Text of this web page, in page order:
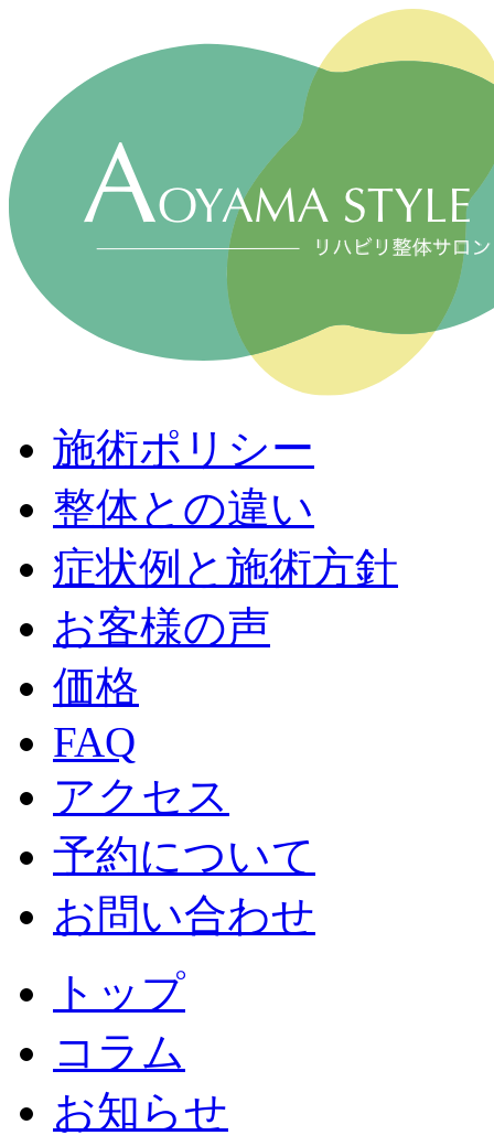
施術ポリシー
整体との違い
症状例と施術方針
お客様の声
価格
FAQ
アクセス
予約について
お問い合わせ
トップ
コラム
お知らせ